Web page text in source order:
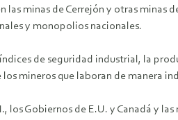
minas de Cerrejón y otras minas
y monopolios nacionales.
de seguridad industrial, la
mineros que laboran de manera
Gobiernos de E.U. y Canadá y